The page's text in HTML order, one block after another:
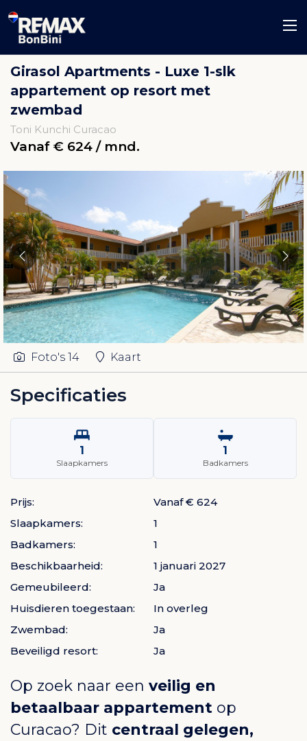
Girasol Apartments - Luxe 1-slk
appartement op resort met
zwembad
Toni Kunchi Curacao
Vanaf € 624 / mnd.
Foto's 14 Kaart
Specificaties
1
Slaapkamers
1
Badkamers
Prijs:
Vanaf € 624
Slaapkamers:
1
Badkamers:
1
Beschikbaarheid:
1 januari 2027
Gemeubileerd:
Ja
Huisdieren toegestaan:
In overleg
Zwembad:
Ja
Beveiligd resort:
Ja
Op zoek naar een veilig en
betaalbaar appartement op
Curacao? Dit centraal gelegen,